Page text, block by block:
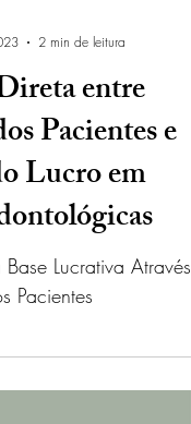
2 min de leitura
entre
Pacientes e
Lucro em
Lucrativa Através
Pacientes